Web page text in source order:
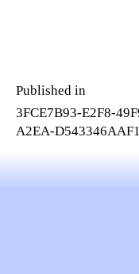
Published in
3FCE7B93-E2F8-
A2EA-